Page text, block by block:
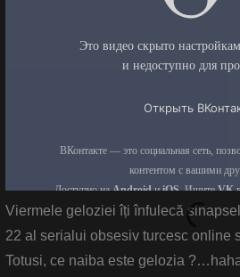
Viermele geloziei îți înfulecă
22 al serialui obsesiv turcesc online
Totusi, ce naiba este gelozia